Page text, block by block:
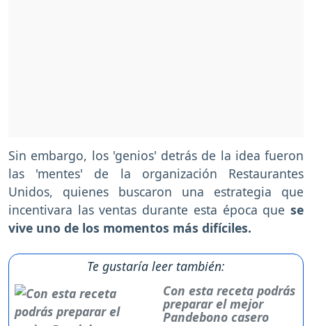
Sin embargo, los 'genios' detrás de la idea fueron
las 'mentes' de la organización Restaurantes
Unidos, quienes buscaron una estrategia que
incentivara las ventas durante esta época que se
vive uno de los momentos más difíciles.
Te gustaría leer también:
Con esta receta podrás
preparar el mejor
Pandebono casero